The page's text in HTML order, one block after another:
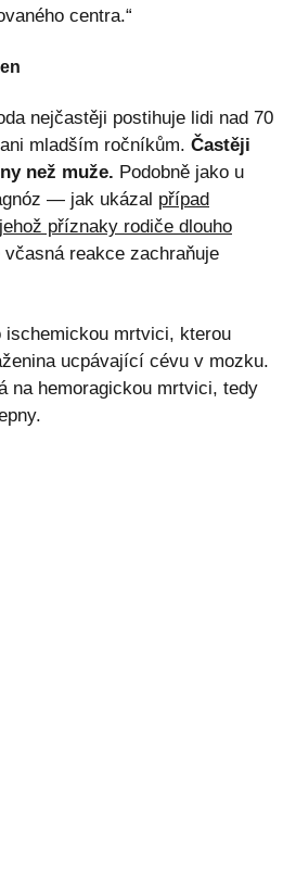
centra.“
nejčastěji postihuje lidi nad 70
mladším ročníkům. Častěji
než muže. Podobně jako u
— jak ukázal případ
příznaky rodiče dlouho
reakce zachraňuje
ischemickou mrtvici, kterou
ucpávající cévu v mozku.
na hemoragickou mrtvici, tedy